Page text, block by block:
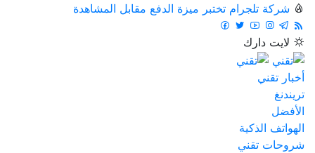
شركة تلجرام تختبر ميزة الدفع مقابل المشاهدة
لايت دارك
أخبار تقني
تريندنغ
الأفضل
الهواتف الذكية
شروحات تقني